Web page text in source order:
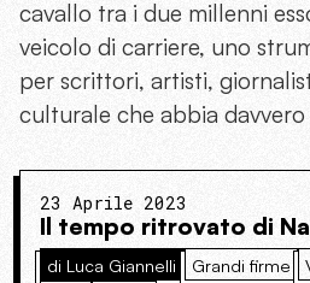
cavallo tra i due millenni
veicolo di carriere, uno
per scrittori, artisti,
culturale che abbia
23 Aprile 2023
Il tempo ritrovato di
di Luca Giannelli Grandi firme